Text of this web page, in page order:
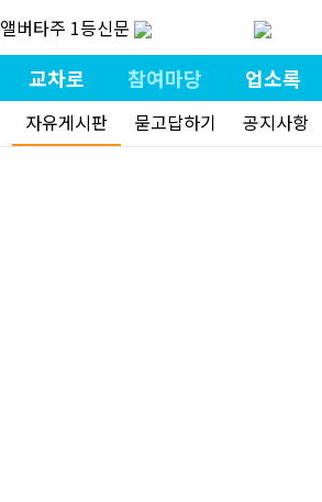
앨버타주 1등신문
교차로 참여마당 업소록
자유게시판 묻고답하기 공지사항